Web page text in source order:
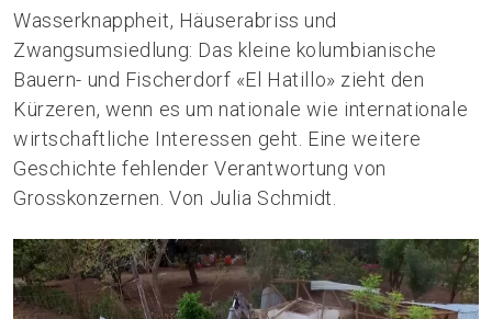
Wasserknappheit, Häuserabriss und
Zwangsumsiedlung: Das kleine kolumbianische
Bauern- und Fischerdorf «El Hatillo» zieht den
Kürzeren, wenn es um nationale wie internationale
wirtschaftliche Interessen geht. Eine weitere
Geschichte fehlender Verantwortung von
Grosskonzernen. Von Julia Schmidt.